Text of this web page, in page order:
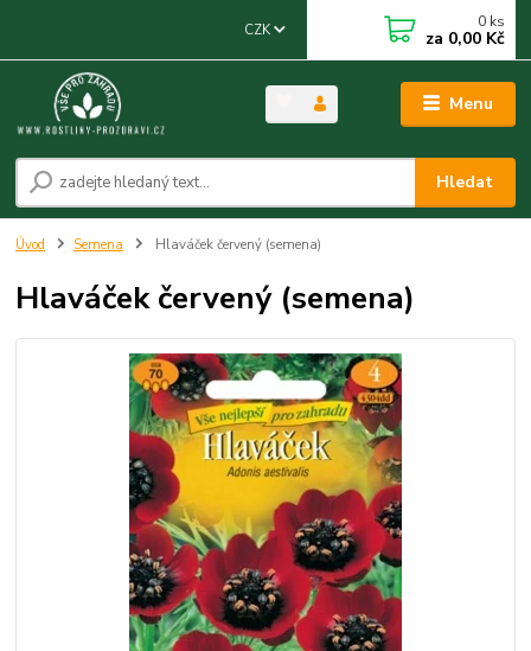
Menu
CZK
Hledat
0 ks
za 0,00 Kč
Úvod Semena Hlaváček červený (semena)
Hlaváček červený (semena)